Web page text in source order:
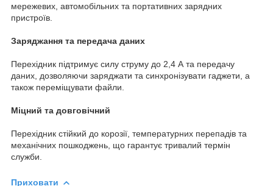
мережевих, автомобільних та портативних зарядних
пристроїв.
Заряджання та передача даних
Перехідник підтримує силу струму до 2,4 А та передачу
даних, дозволяючи заряджати та синхронізувати гаджети, а
також переміщувати файли.
Міцний та довговічний
Перехідник стійкий до корозії, температурних перепадів та
механічних пошкоджень, що гарантує тривалий термін
служби.
Приховати